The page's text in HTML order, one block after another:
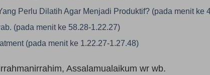
Perlu Dilatih Agar Menjadi Produktif? (pada menit ke
(pada menit ke 58.28-1.22.27)
(pada menit ke 1.22.27-1.27.48)
Assalamualaikum wr wb.